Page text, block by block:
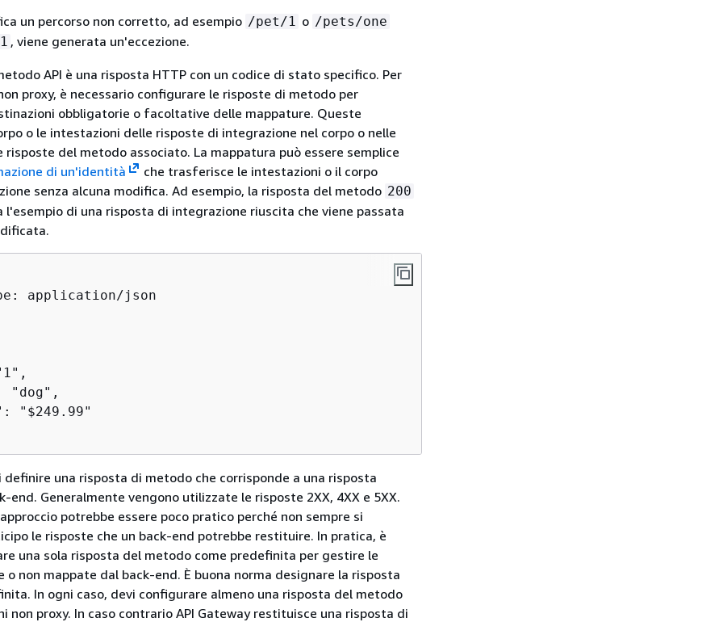
un percorso non corretto, ad esempio /pet/1 o /pets/one
, viene generata un'eccezione.
API è una risposta HTTP con un codice di stato specifico. Per
proxy, è necessario configurare le risposte di metodo per
obbligatorie o facoltative delle mappature. Queste
o le intestazioni delle risposte di integrazione nel corpo o nelle
del metodo associato. La mappatura può essere semplice
di un'identità
che trasferisce le intestazioni o il corpo
senza alcuna modifica. Ad esempio, la risposta del metodo 200
di una risposta di integrazione riuscita che viene passata
application/json
"dog",
"$249.99"
definire una risposta di metodo che corrisponde a una risposta
end. Generalmente vengono utilizzate le risposte 2XX, 4XX e 5XX.
potrebbe essere poco pratico perché non sempre si
le risposte che un back-end potrebbe restituire. In pratica, è
una sola risposta del metodo come predefinita per gestire le
o non mappate dal back-end. È buona norma designare la risposta
In ogni caso, devi configurare almeno una risposta del metodo
non proxy. In caso contrario API Gateway restituisce una risposta di